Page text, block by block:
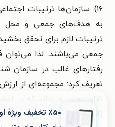
۱۶). سازمان‌ها ترتیبات
به هدف‌های جمعی و محل
ترتیبات لازم برای تحقق
جمعی می‌باشند. لذا می‌توان
رفتارهای غالب در سازمان
تعریف کرد: مجموعه‌ای از
تفاوت‌هایی می‌داند که در
(اسیرسیج به نقل از مشبکی، ۰۱۳۸۰ ص ۳۸).»
٪۵۰ تخفیف ویژۀ اولین خرید